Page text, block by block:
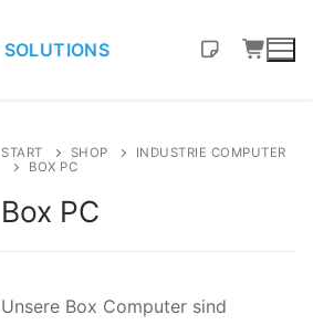
START SHOP
INDUSTRIE COMPUTER
BOX PC
Box PC
Unsere Box Computer sind